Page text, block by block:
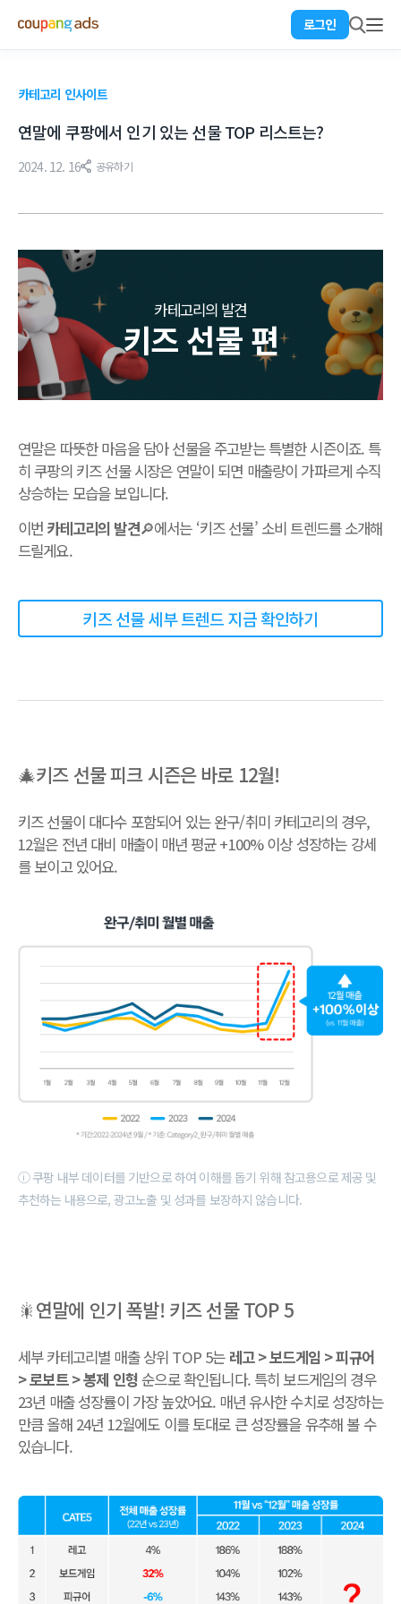
로그인
카테고리 인사이트
연말에 쿠팡에서 인기 있는 선물 TOP 리스트는?
2024. 12. 16 공유하기
카테고리의 발견
키즈 선물 편
연말은 따뜻한 마음을 담아 선물을 주고받는 특별한 시즌이죠. 특
히 쿠팡의 키즈 선물 시장은 연말이 되면 매출량이 가파르게 수직
상승하는 모습을 보입니다.
이번 카테고리의 발견🔎에서는 ‘키즈 선물’ 소비 트렌드를 소개해
드릴게요.
키즈 선물 세부 트렌드 지금 확인하기
🎄키즈 선물 피크 시즌은 바로 12월!
키즈 선물이 대다수 포함되어 있는 완구/취미 카테고리의 경우,
12월은 전년 대비 매출이 매년 평균 +100% 이상 성장하는 강세
를 보이고 있어요.
ⓘ 쿠팡 내부 데이터를 기반으로 하여 이해를 돕기 위해 참고용으로 제공 및
추천하는 내용으로, 광고노출 및 성과를 보장하지 않습니다.
🎇연말에 인기 폭발! 키즈 선물 TOP 5
세부 카테고리별 매출 상위 TOP 5는 레고 > 보드게임 > 피규어
> 로보트 > 봉제 인형순으로 확인됩니다. 특히 보드게임의 경우
23년 매출 성장률이 가장 높았어요. 매년 유사한 수치로 성장하는
만큼 올해 24년 12월에도 이를 토대로 큰 성장률을 유추해 볼 수
있습니다.